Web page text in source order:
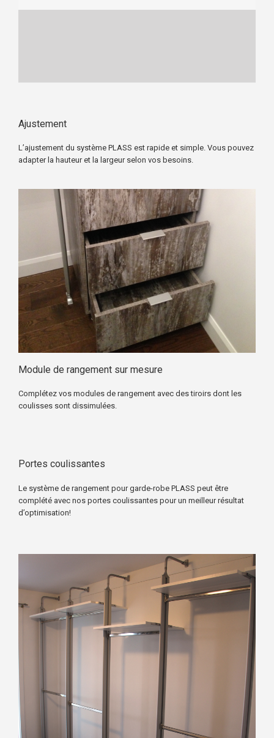
Ajustement
L’ajustement du système PLASS est rapide et simple. Vous pouvez
adapter la hauteur et la largeur selon vos besoins.
Module de rangement sur mesure
Complétez vos modules de rangement avec des tiroirs dont les
coulisses sont dissimulées.
Portes coulissantes
Le système de rangement pour garde-robe PLASS peut être
complété avec nos portes coulissantes pour un meilleur résultat
d’optimisation!